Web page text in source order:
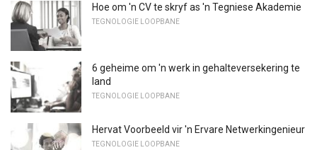
Hoe om 'n CV te skryf as 'n Tegniese Akademie
TEGNOLOGIE LOOPBANE
6 geheime om 'n werk in gehalteversekering te
land
TEGNOLOGIE LOOPBANE
Hervat Voorbeeld vir 'n Ervare Netwerkingenieur
TEGNOLOGIE LOOPBANE